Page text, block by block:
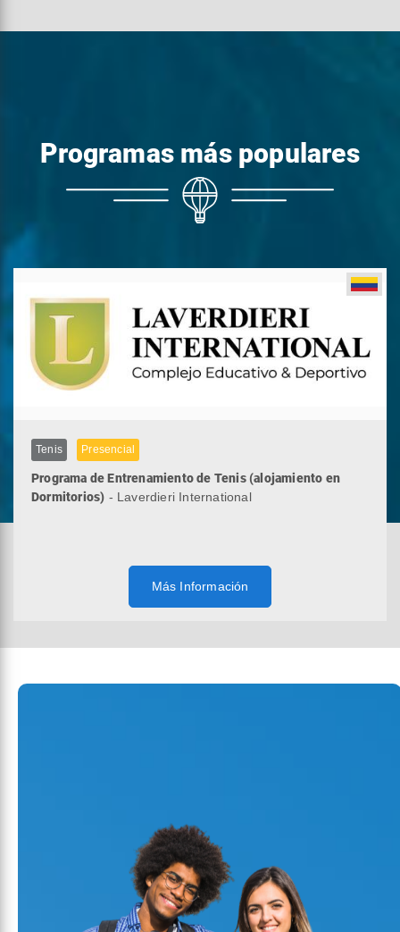
Programas más populares
Tenis Presencial
Programa de Entrenamiento de Tenis (alojamiento en
Dormitorios) - Laverdieri International
Más Información